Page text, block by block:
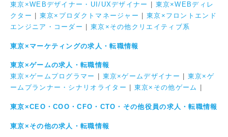
東京×WEBデザイナー・UI/UXデザイナー
東京×WEBディレ
クター
東京×プロダクトマネージャー
東京×フロントエンド
エンジニア・コーダー
東京×その他クリエイティブ系
東京×マーケティングの求人・転職情報
東京×ゲームの求人・転職情報
東京×ゲームプログラマー
東京×ゲームデザイナー
東京×ゲ
ームプランナー・シナリオライター
東京×その他ゲーム
東京×CEO・COO・CFO・CTO・その他役員の求人・転職情報
東京×その他の求人・転職情報